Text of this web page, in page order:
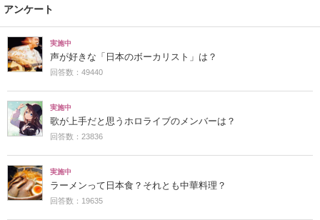
アンケート
実施中
声が好きな「日本のボーカリスト」は？
回答数：49440
実施中
歌が上手だと思うホロライブのメンバーは？
回答数：23836
実施中
ラーメンって日本食？それとも中華料理？
回答数：19635